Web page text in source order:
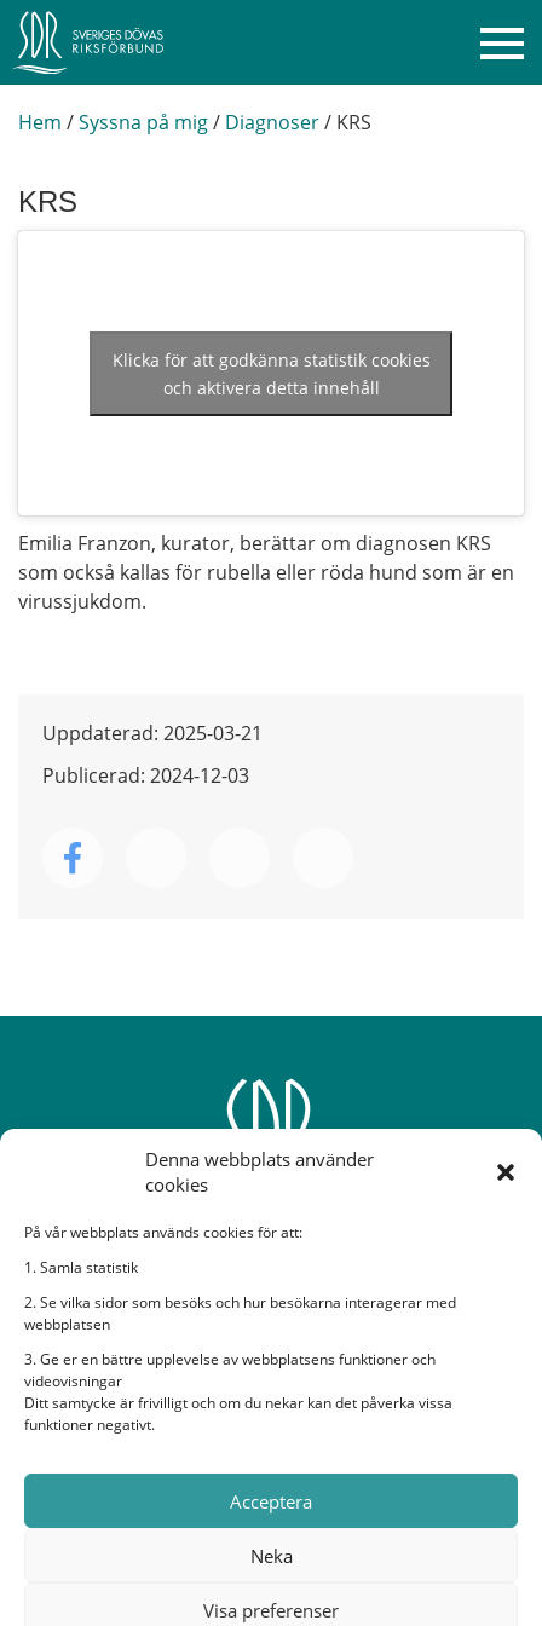
Denna webbplats använder
cookies
På vår webbplats används cookies för att:
1. Samla statistik
2. Se vilka sidor som besöks och hur besökarna interagerar med
webbplatsen
3. Ge er en bättre upplevelse av webbplatsens funktioner och
videovisningar
Ditt samtycke är frivilligt och om du nekar kan det påverka vissa
funktioner negativt.
Acceptera
Neka
Visa preferenser
Hem /Syssna på mig/ Diagnoser/ KRS
KRS
Klicka för att godkänna statistik cookies
och aktivera detta innehåll
Emilia Franzon, kurator, berättar om diagnosen KRS
som också kallas för rubella eller röda hund som är en
virussjukdom.
Uppdaterad: 2025-03-21
Publicerad: 2024-12-03
Rissneleden 138, 7 tr, 174 57 Sundbyberg
E-post:sdr@sdr.org
Organisationsnummer: 882600-2282
Sveriges Dövas Riksförbund i sociala medier